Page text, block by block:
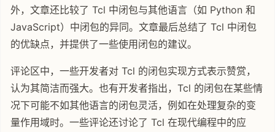
外，文章还比较了 Tcl 中闭包与其他语言（如 Python 和
JavaScript）中闭包的异同。文章最后总结了 Tcl 中闭包
的优缺点，并提供了一些使用闭包的建议。
评论区中，一些开发者对 Tcl 的闭包实现方式表示赞赏，
认为其简洁而强大。也有开发者指出，Tcl 的闭包在某些情
况下可能不如其他语言的闭包灵活，例如在处理复杂的变
量作用域时。一些评论还讨论了 Tcl 在现代编程中的应